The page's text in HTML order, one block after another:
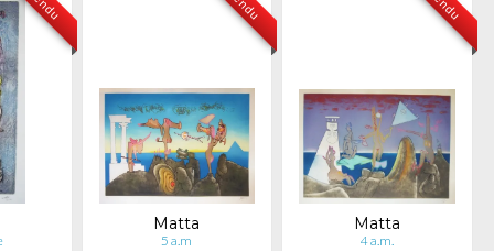
Matta
5 a.m
Matta
4 a.m.